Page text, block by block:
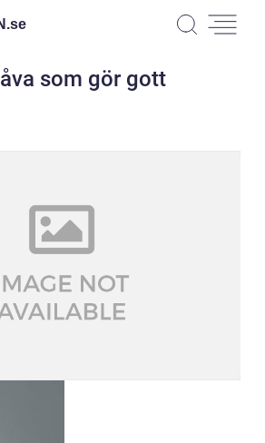
se
som gör gott